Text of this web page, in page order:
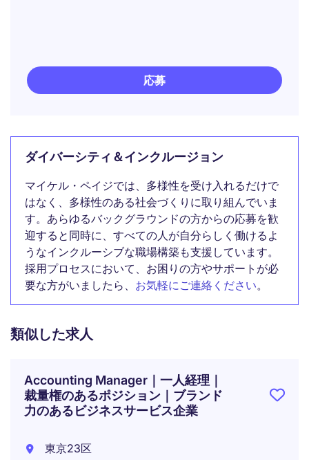
応募
ダイバーシティ＆インクルージョン
マイケル・ペイジでは、多様性を受け入れるだけで
はなく、多様性のある社会づくりに取り組んでいま
す。あらゆるバックグラウンドの方からの応募を歓
迎すると同時に、すべての人が自分らしく働けるよ
うなインクルーシブな職場構築も支援しています。
採用プロセスにおいて、お困りの方やサポートが必
要な方がいましたら、 お気軽にご連絡ください。
類似した求人
Accounting Manager｜一人経理｜
裁量権のあるポジション｜ブランド
力のあるビジネスサービス企業
東京23区